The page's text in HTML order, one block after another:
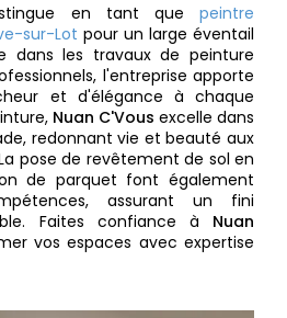
en tant que peintre
sur-Lot pour un large éventail
dans les travaux de peinture
l'entreprise apporte
et d'élégance à chaque
Nuan C'Vous excelle dans
redonnant vie et beauté aux
pose de revêtement de sol en
de parquet font également
assurant un fini
Faites confiance à Nuan
vos espaces avec expertise